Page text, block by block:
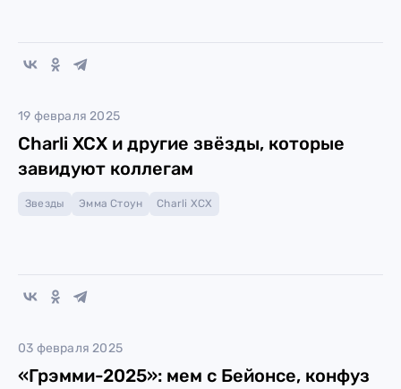
19 февраля 2025
Charli XCX и другие звёзды, которые
завидуют коллегам
Звезды Эмма Стоун Charli XCX
03 февраля 2025
«Грэмми-2025»: мем с Бейонсе, конфуз